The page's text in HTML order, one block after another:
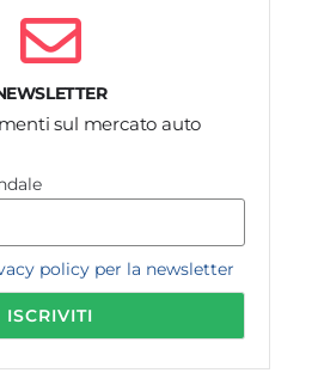
sul mercato auto
policy per la newsletter